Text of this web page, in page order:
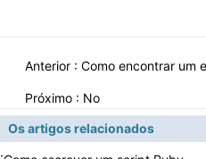
Anterior : Como encontrar um
Próximo : No
Os artigos relacionados
·